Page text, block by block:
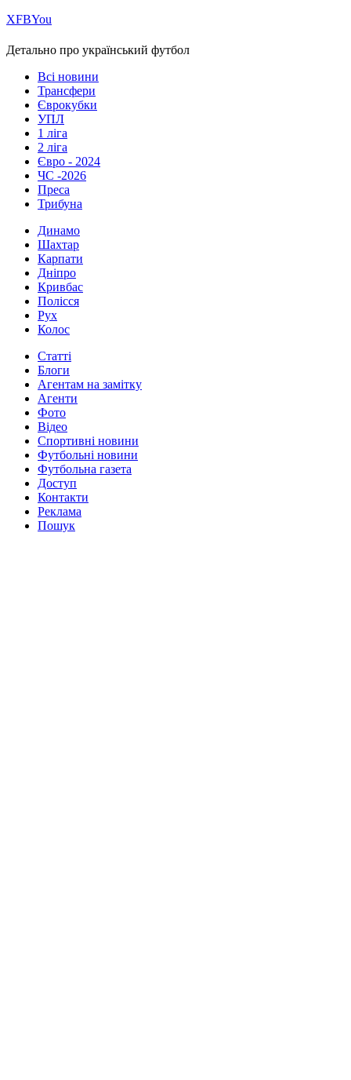
ХFBYou
Детально про український футбол
Всі новини
Трансфери
Єврокубки
УПЛ
1 ліга
2 ліга
Євро - 2024
ЧС -2026
Преса
Трибуна
Динамо
Шахтар
Карпати
Дніпро
Кривбас
Полісся
Рух
Колос
Статті
Блоги
Агентам на замітку
Агенти
Фото
Відео
Спортивні новини
Футбольні новини
Футбольна газета
Доступ
Контакти
Реклама
Пошук